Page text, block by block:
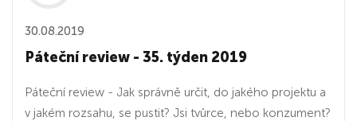
30.08.2019
Páteční review - 35. týden 2019
Páteční review - Jak správně určit, do jakého projektu a
v jakém rozsahu, se pustit? Jsi tvůrce, nebo konzument?